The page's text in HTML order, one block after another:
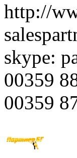
http://
skype:
00359
00359